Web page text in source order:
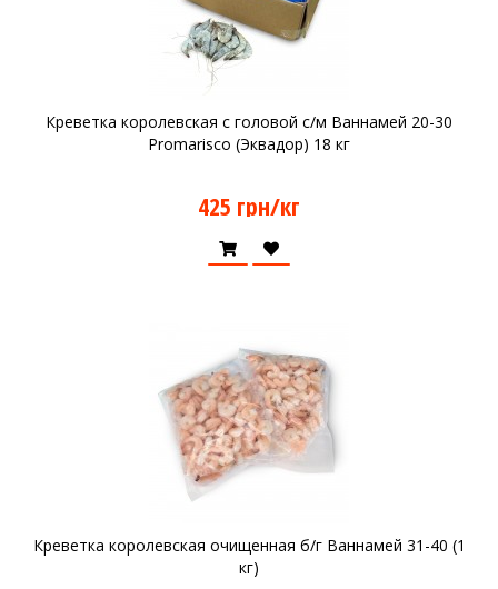
Креветка королевская с головой с/м Ваннамей 20-30
Promarisco (Эквадор) 18 кг
425 грн/кг
Креветка королевская очищенная б/г Ваннамей 31-40 (1
кг)